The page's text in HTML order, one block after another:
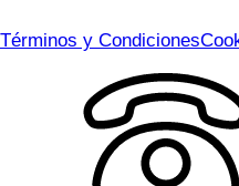
Términos y Condiciones